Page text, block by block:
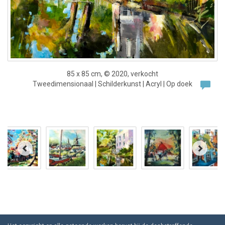
85 x 85 cm, © 2020, verkocht
Tweedimensionaal | Schilderkunst | Acryl | Op doek